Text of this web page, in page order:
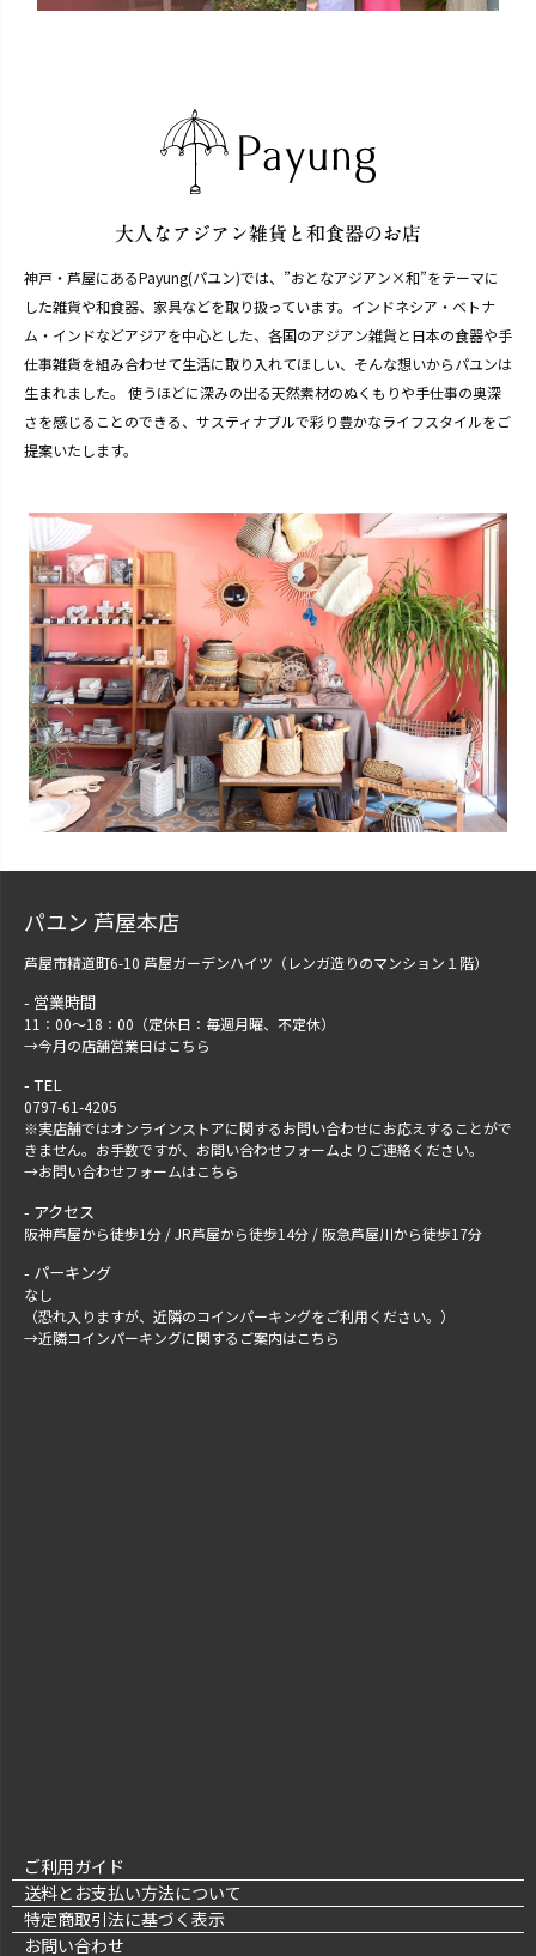
神戸・芦屋にあるPayung(パユン)では、”おとなアジアン×和”をテーマに
した雑貨や和食器、家具などを取り扱っています。インドネシア・ベトナ
ム・インドなどアジアを中心とした、各国のアジアン雑貨と日本の食器や手
仕事雑貨を組み合わせて生活に取り入れてほしい、そんな想いからパユンは
生まれました。 使うほどに深みの出る天然素材のぬくもりや手仕事の奥深
さを感じることのできる、サスティナブルで彩り豊かなライフスタイルをご
提案いたします。
パユン 芦屋本店
芦屋市精道町6-10 芦屋ガーデンハイツ（レンガ造りのマンション１階）
営業時間
11：00～18：00（定休日：毎週月曜、不定休）
→今月の店舗営業日はこちら
TEL
0797-61-4205
※実店舗ではオンラインストアに関するお問い合わせにお応えすることがで
きません。お手数ですが、 お問い合わせフォームよりご連絡ください。
→お問い合わせフォームはこちら
アクセス
阪神芦屋から徒歩1分 / JR芦屋から徒歩14分 / 阪急芦屋川から徒歩17分
パーキング
なし
（恐れ入りますが、近隣のコインパーキングをご利用ください。）
→近隣コインパーキングに関するご案内はこちら
ご利用ガイド
送料とお支払い方法について
特定商取引法に基づく表示
お問い合わせ